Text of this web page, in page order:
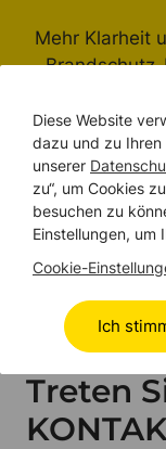
Mehr Klarheit
WIR SIND DA
Treten
Diese Website
dazu und zu Ihren
unserer
zu“, um Cookies
besuchen zu
Einstellungen, um
Cookie-
Ich